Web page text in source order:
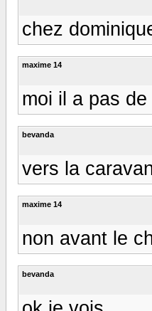
chez
maxime 14
moi il a pas
bevanda
vers la
maxime 14
non avant le
bevanda